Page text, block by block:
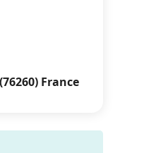
France